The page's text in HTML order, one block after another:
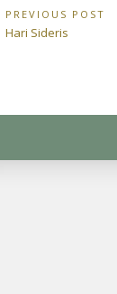
Navigasi
pos
PREVIOUS POST
Previous
Hari Sideris